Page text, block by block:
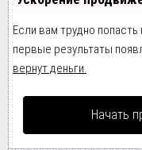
Если вам трудно
первые результаты
вернут деньги.
Начать